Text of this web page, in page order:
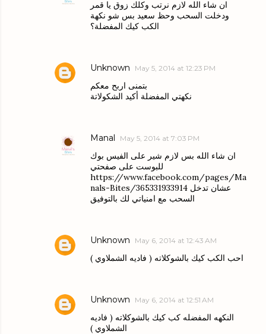
ان شاء الله لازم نرتب وكلك زوق يا قمر
ودخلت السحب وحظ سعيد بس شو نكهة
الكب كيك المفضلة؟
Unknown May 5, 2014 at 12:23 PM
بتمنى اربح معكم
نكهتي المفضلة أكيد الشكولاتة
Manal May 5, 2014 at 7:03 PM
ان شاء الله بس لازم شير على الفيس بوك
للبوست على صفحتي
https://www.facebook.com/pages/Ma
nals-Bites/365331933914 عشان تدخل
السحب مع امنياتي لك بالتوفيق
Unknown May 6, 2014 at 12:43 AM
احب الكب كيك بالشوكلاته ( فاديه الشملاوي )
Unknown May 6, 2014 at 12:51 AM
النكهه المفضله كب كيك بالشوكلاته ( فاديه
الشملاوي )